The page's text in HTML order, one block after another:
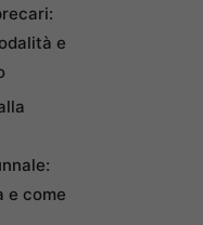
e
e come